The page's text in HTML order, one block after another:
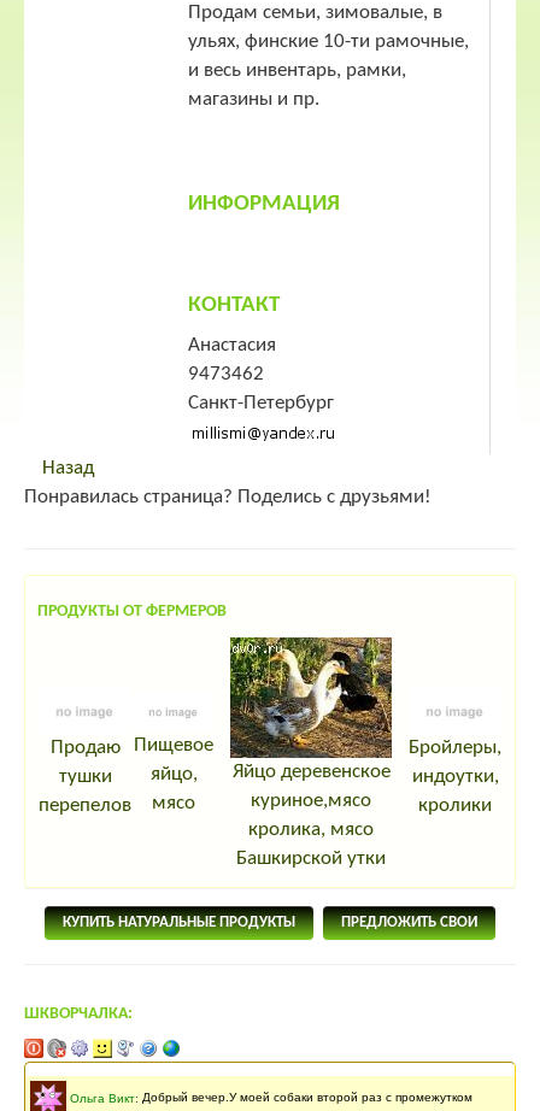
Продам семьи, зимовалые, в
ульях, финские 10-ти рамочные,
и весь инвентарь, рамки,
магазины и пр.
ИНФОРМАЦИЯ
КОНТАКТ
Анастасия
9473462
Санкт-Петербург
Назад
Понравилась страница? Поделись с друзьями!
ПРОДУКТЫ ОТ ФЕРМЕРОВ
Продаю
тушки
перепелов
Пищевое
яйцо,
мясо
Яйцо деревенское
куриное,мясо
кролика, мясо
Башкирской утки
Бройлеры,
индоутки,
кролики
КУПИТЬ НАТУРАЛЬНЫЕ ПРОДУКТЫ ПРЕДЛОЖИТЬ СВОИ
ШКВОРЧАЛКА:
Ольга Викт: Добрый вечер.У моей собаки второй раз с промежутком